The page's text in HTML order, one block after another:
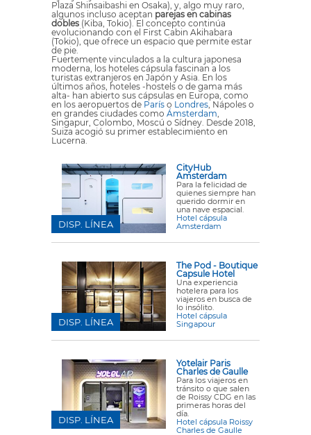
Plaza Shinsaibashi en Osaka), y, algo muy raro,
algunos incluso aceptan parejas en cabinas
dobles (Kiba, Tokio). El concepto continúa
evolucionando con el First Cabin Akihabara
(Tokio), que ofrece un espacio que permite estar
de pie.
Fuertemente vinculados a la cultura japonesa
moderna, los hoteles cápsula fascinan a los
turistas extranjeros en Japón y Asia. En los
últimos años, hoteles -hostels o de gama más
alta- han abierto sus cápsulas en Europa, como
en los aeropuertos de París o Londres, Nápoles o
en grandes ciudades como Ámsterdam,
Singapur, Colombo, Moscú o Sídney. Desde 2018,
Suiza acogió su primer establecimiento en
Lucerna.
CityHub
Amsterdam
Para la felicidad de
quienes siempre han
querido dormir en
una nave espacial.
Hotel cápsula
Amsterdam
DISP. LÍNEA
The Pod - Boutique
Capsule Hotel
Una experiencia
hotelera para los
viajeros en busca de
lo insólito.
Hotel cápsula
Singapour
DISP. LÍNEA
Yotelair Paris
Charles de Gaulle
Para los viajeros en
tránsito o que salen
de Roissy CDG en las
primeras horas del
día.
Hotel cápsula Roissy
Charles de Gaulle
DISP. LÍNEA